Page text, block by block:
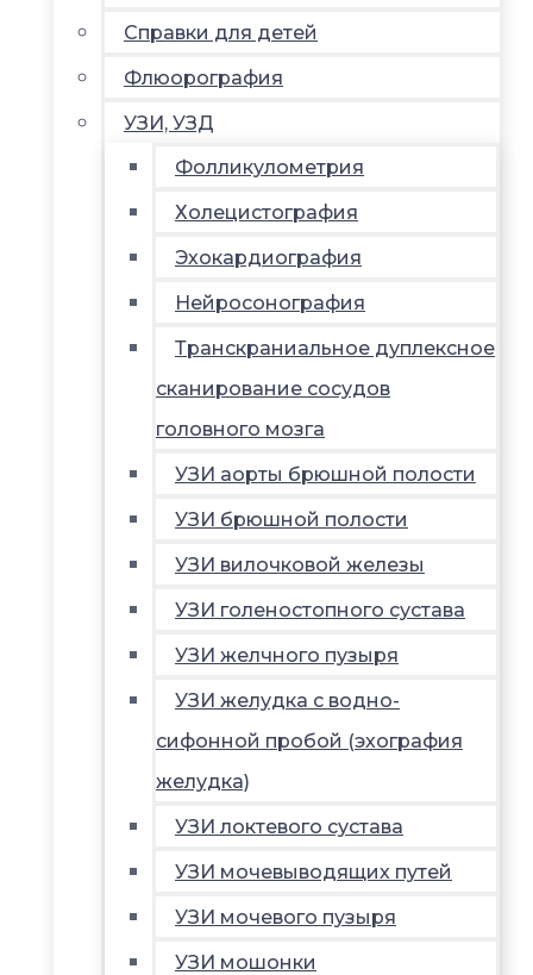
Справки для детей
Флюорография
УЗИ, УЗД
Фолликулометрия
Холецистография
Эхокардиография
Нейросонография
Транскраниальное дуплексное
сканирование сосудов
головного мозга
УЗИ аорты брюшной полости
УЗИ брюшной полости
УЗИ вилочковой железы
УЗИ голеностопного сустава
УЗИ желчного пузыря
УЗИ желудка с водно-
сифонной пробой (эхография
желудка)
УЗИ локтевого сустава
УЗИ мочевыводящих путей
УЗИ мочевого пузыря
УЗИ мошонки